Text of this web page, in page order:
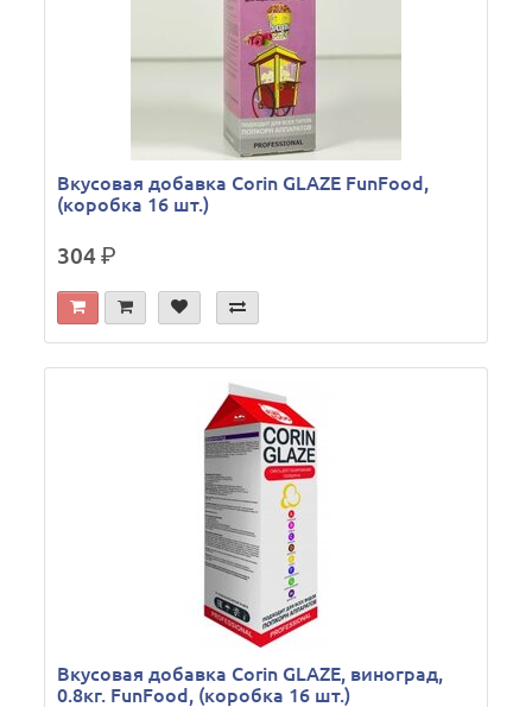
Вкусовая добавка Corin GLAZE FunFood,
(коробка 16 шт.)
304р.
Вкусовая добавка Corin GLAZE, виноград,
0.8кг. FunFood, (коробка 16 шт.)